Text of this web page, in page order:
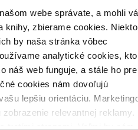
webe správate, a mohli
knihy, zbierame cookies.
by naša stránka vôbec
analytické cookies,
náš web funguje, a stále ho pre
cookies nám dovoľujú
lepšiu orientáciu.
relevantnej reklamy.
hovoria o tom, že kniha je v
už byť aktuálne požičaná. Tu
200 slovenských knižníc, o